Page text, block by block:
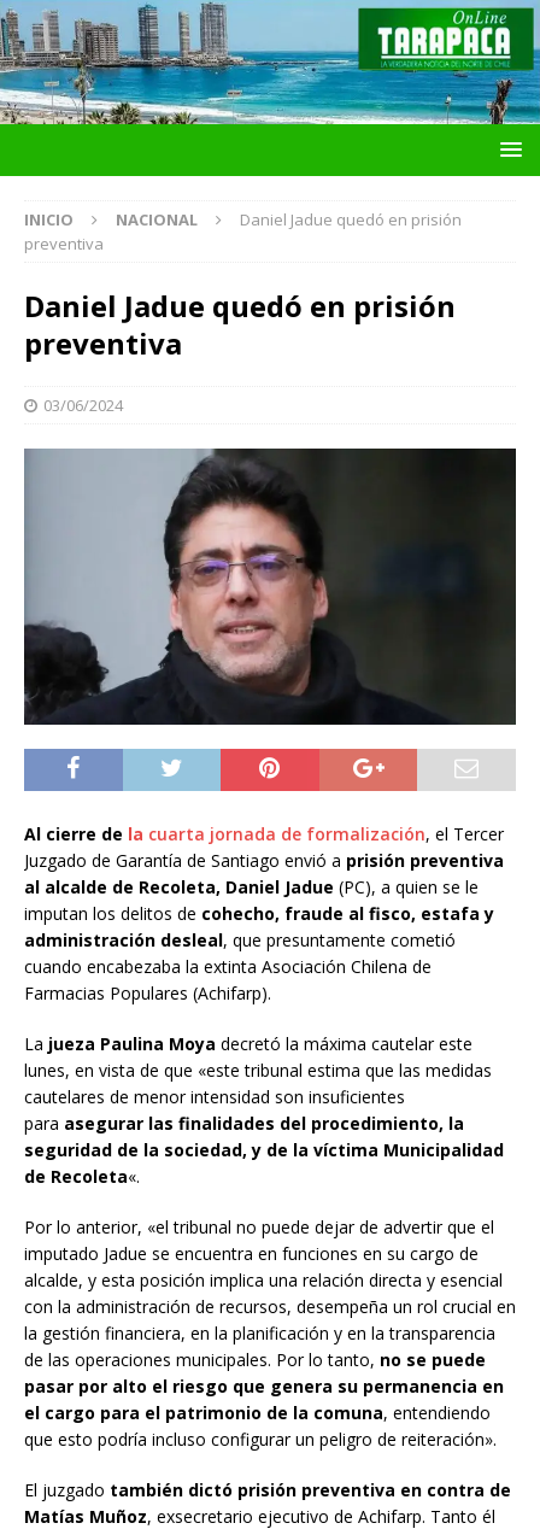
INICIO NACIONAL
Daniel Jadue quedó en prisión
preventiva
Daniel Jadue quedó en prisión
preventiva
03/06/2024
Al cierre de la cuarta jornada de formalización, el Tercer
Juzgado de Garantía de Santiago envió a prisión preventiva
al alcalde de Recoleta, Daniel Jadue (PC), a quien se le
imputan los delitos de cohecho, fraude al fisco, estafa y
administración desleal, que presuntamente cometió
cuando encabezaba la extinta Asociación Chilena de
Farmacias Populares (Achifarp).
La jueza Paulina Moya decretó la máxima cautelar este
lunes, en vista de que «este tribunal estima que las medidas
cautelares de menor intensidad son insuficientes
para asegurar las finalidades del procedimiento, la
seguridad de la sociedad, y de la víctima Municipalidad
de Recoleta«.
Por lo anterior, «el tribunal no puede dejar de advertir que el
imputado Jadue se encuentra en funciones en su cargo de
alcalde, y esta posición implica una relación directa y esencial
con la administración de recursos, desempeña un rol crucial en
la gestión financiera, en la planificación y en la transparencia
de las operaciones municipales. Por lo tanto, no se puede
pasar por alto el riesgo que genera su permanencia en
el cargo para el patrimonio de la comuna, entendiendo
que esto podría incluso configurar un peligro de reiteración».
El juzgado también dictó prisión preventiva en contra de
Matías Muñoz, exsecretario ejecutivo de Achifarp. Tanto él